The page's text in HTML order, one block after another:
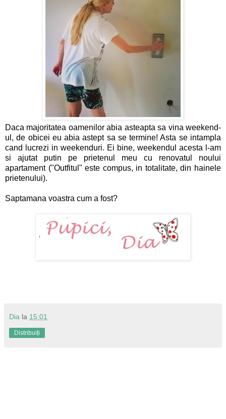
Daca majoritatea oamenilor abia asteapta sa vina weekend-
ul, de obicei eu abia astept sa se termine! Asta se intampla
cand lucrezi in weekenduri. Ei bine, weekendul acesta l-am
si ajutat putin pe prietenul meu cu renovatul noului
apartament ("Outfitul" este compus, in totalitate, din hainele
prietenului).
Saptamana voastra cum a fost?
Dia la 15:01
Distribuiți